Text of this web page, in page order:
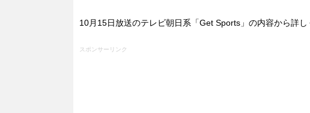
10月15日放送のテレビ朝日系「Get Sports」の内容から詳し
スポンサーリンク